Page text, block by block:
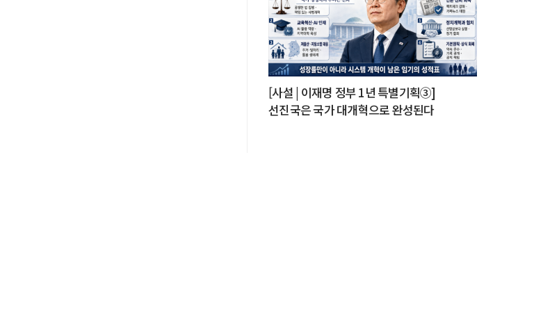
[사설 | 이재명 정부 1년 특별기획③]
선진국은 국가 대개혁으로 완성된다